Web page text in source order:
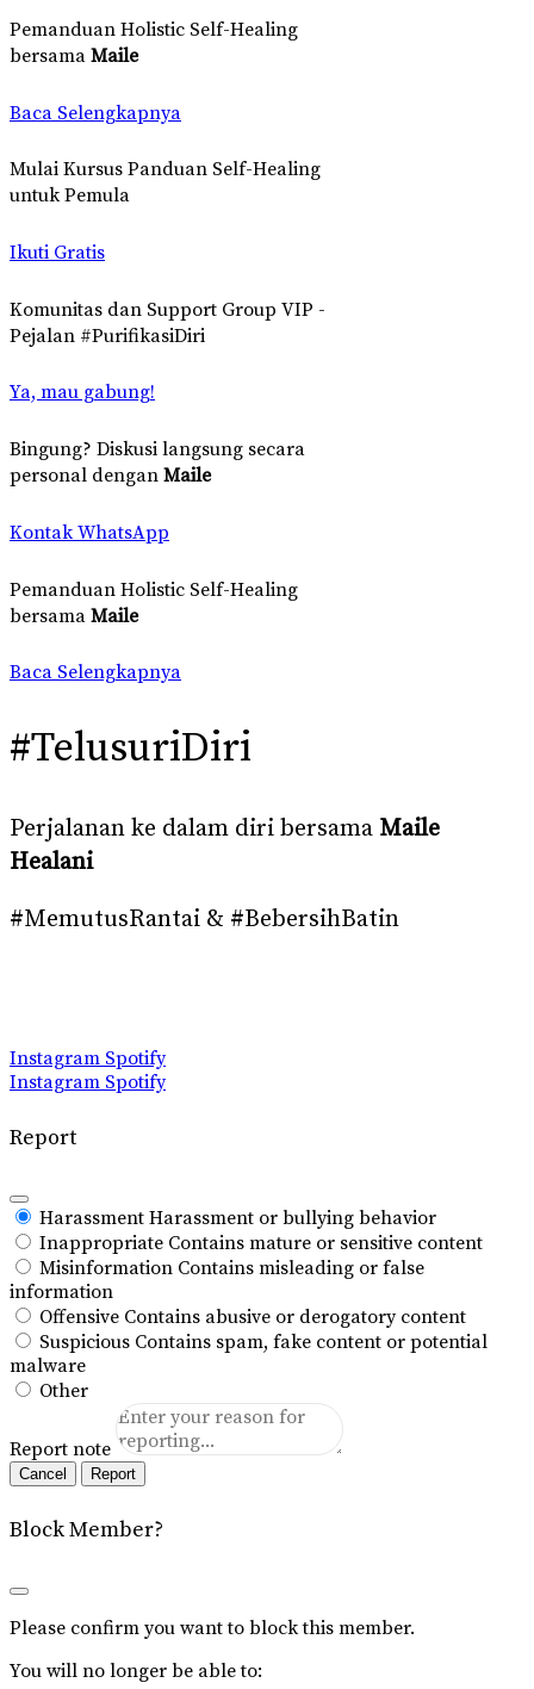
Pemanduan Holistic Self-Healing
bersama Maile
Baca Selengkapnya
Mulai Kursus Panduan Self-Healing
untuk Pemula
Ikuti Gratis
Komunitas dan Support Group VIP -
Pejalan #PurifikasiDiri
Ya, mau gabung!
Bingung? Diskusi langsung secara
personal dengan Maile
Kontak WhatsApp
Pemanduan Holistic Self-Healing
bersama Maile
Baca Selengkapnya
#TelusuriDiri
Perjalanan ke dalam diri bersama Maile
Healani
#MemutusRantai & #BebersihBatin
Instagram Spotify
Instagram Spotify
Report
Harassment Harassment or bullying behavior
Inappropriate Contains mature or sensitive content
Misinformation Contains misleading or false
information
Offensive Contains abusive or derogatory content
Suspicious Contains spam, fake content or potential
malware
Other
Report note
Report
Block Member?
Please confirm you want to block this member.
You will no longer be able to: